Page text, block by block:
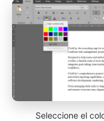
Seleccione el